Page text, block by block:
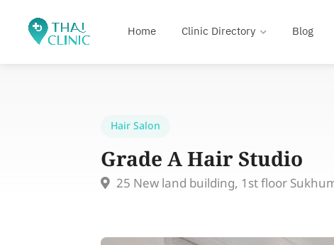
Home Clinic Directory Blog
Hair Salon
Grade A Hair Studio
25 New land building, 1st floor